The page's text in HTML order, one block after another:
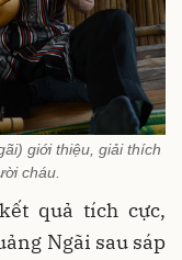
giới thiệu, giải thích
cháu.
quả tích cực,
Ngãi sau sáp